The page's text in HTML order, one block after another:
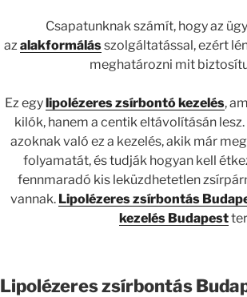
Csapatunknak számít, hogy az
az alakformálásszolgáltatással, ezért
meghatározni mit
Ez egylipolézeres zsírbontó kezelés,
kilók, hanem a centik eltávolításán
azoknak való ez a kezelés, akik már
folyamatát, és tudják hogyan kell
fennmaradó kis leküzdhetetlen
vannak. Lipolézeres zsírbontás
kezelés Budapest
Lipolézeres zsírbontás